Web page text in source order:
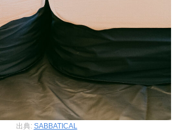
出典: SABBATICAL